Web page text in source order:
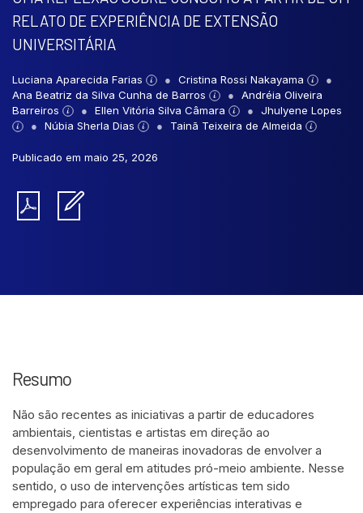
RELATO DE EXPERIÊNCIA DE EXTENSÃO
UNIVERSITÁRIA
Luciana Aparecida Farias
Cristina Rossi Nakayama
Ana Beatriz da Silva Cunha de Barros
Andréia Oliveira
Barreiros
Ellen Vitória Silva Câmara
Jhulyene Lopes
Núbia Sherla Dias
Tainã Teixeira de Almeida
Publicado em maio 25, 2026
Resumo
Não são recentes as iniciativas a partir de educadores
ambientais, cientistas e artistas em direção ao
desenvolvimento de maneiras inovadoras de envolver a
população em geral em atitudes pró-meio ambiente. Nesse
sentido, o uso de intervenções artísticas tem sido
empregado para oferecer experiências interativas e